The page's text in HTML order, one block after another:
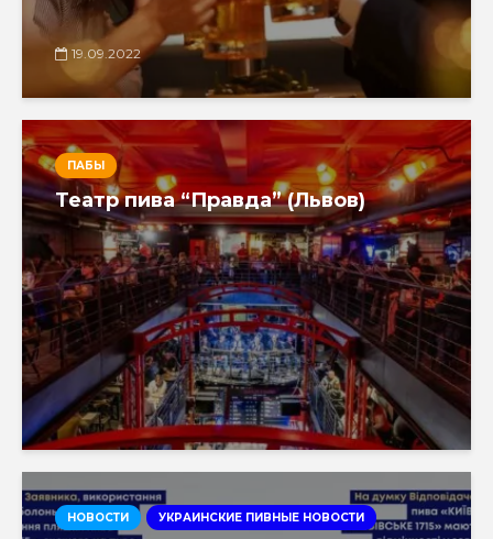
19.09.2022
ПАБЫ
Театр пива “Правда” (Львов)
НОВОСТИ УКРАИНСКИЕ ПИВНЫЕ НОВОСТИ